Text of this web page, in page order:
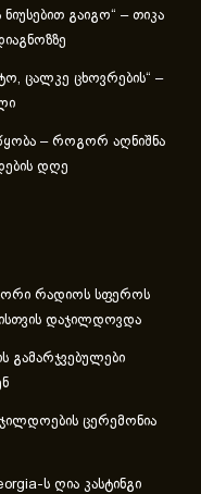
გაიგო“ – თიკა
ცალ­კე ცხოვ­რე­ბის“ –
– როგორ აღნიშნა
დღე
რადიოს სფეროს
დაჯილდოვდა
გამარჯვებულები
ცერემონია
ს ღია კასტინგი